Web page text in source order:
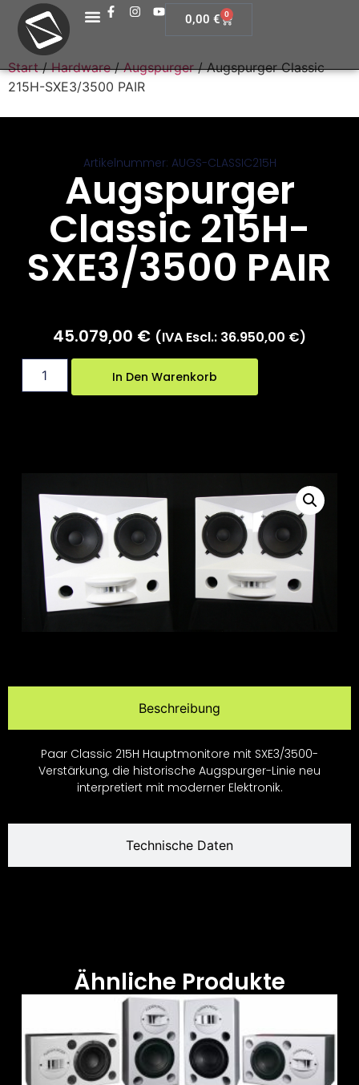
0,00 € 0
Start/Hardware/Augspurger/ Augspurger Classic
215H-SXE3/3500 PAIR
Artikelnummer: AUGS-CLASSIC215H
Augspurger
Classic 215H-
SXE3/3500 PAIR
45.079,00 € (IVA Escl.: 36.950,00 €)
In Den Warenkorb
Beschreibung
Technische Daten
Paar Classic 215H Hauptmonitore mit SXE3/3500-
Verstärkung, die historische Augspurger-Linie neu
interpretiert mit moderner Elektronik.
Ähnliche Produkte